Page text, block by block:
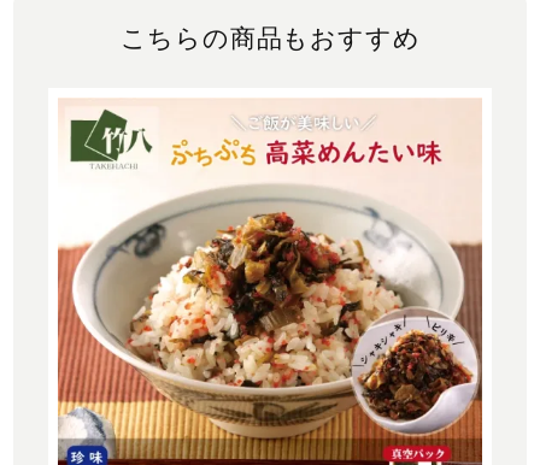
こちらの商品もおすすめ